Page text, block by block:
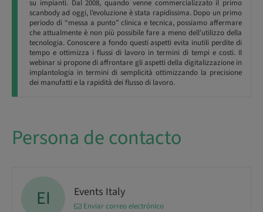
su impianti. Dal 2008, quando venne commercializzato il primo
scanbody ad oggi, l’evoluzione è stata rapidissima. Dopo un primo
periodo di “messa a punto” clinica e tecnica, possiamo affermare
che attualmente è non più possibile fare a meno dell’utilizzo della
tecnologia. Conoscere a fondo questi aspetti evita inutili perdite di
tempo e ottimizza i flussi di lavoro in termini di tempi e costi. Il
webinar si propone di affrontare gli aspetti della digitalizzazione in
implantologia in termini di semplicità ottimizzando la precisione
dei manufatti e la rapidità dei flusso di lavoro.
Persona de contacto
EI Events Italy
Enviar correo electrónico